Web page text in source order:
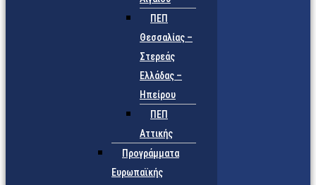
ΠΕΠ
Θεσσαλίας –
Στερεάς
Ελλάδας –
Ηπείρου
ΠΕΠ
Αττικής
Προγράμματα
Ευρωπαϊκής